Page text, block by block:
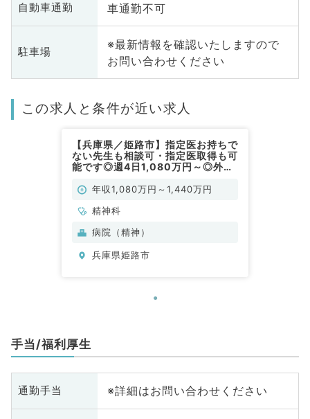
自動車通勤 車通勤不可
駐車場
※最新情報を確認いたしますので
お問い合わせください
この求人と条件が近い求人
【兵庫県／姫路市】指定医お持ちで
ない先生も相談可・指定医取得も可
能です◎週4日1,080万円～◎外
す（精神科／常勤）
年収1,080万円～1,440万円
精神科
病院（精神）
兵庫県姫路市
手当/福利厚生
通勤手当 ※詳細はお問い合わせください